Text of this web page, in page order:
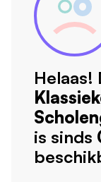
Helaas!
is sinds